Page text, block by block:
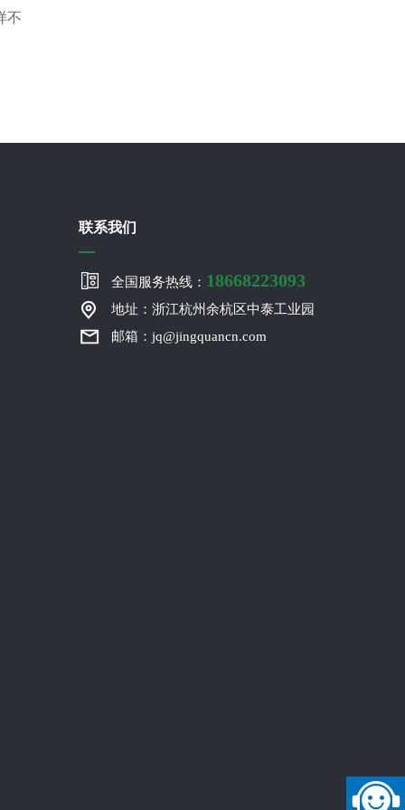
不
联系我们
全国服务热线： 18668223093
地址：浙江杭州余杭区中泰工业园
邮箱：jq@jingquancn.com